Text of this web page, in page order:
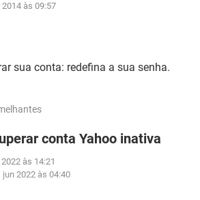
2014 às 09:57
sua conta: redefina a sua senha.
conta Yahoo inativa
às 14:21
jun 2022 às 04:40